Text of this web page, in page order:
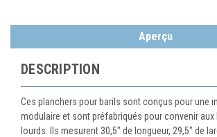
Aperçu
DESCRIPTION
Ces planchers pour barils sont conçus pour une
modulaire et sont préfabriqués pour convenir aux
lourds. Ils mesurent 30,5" de longueur, 29,5" de